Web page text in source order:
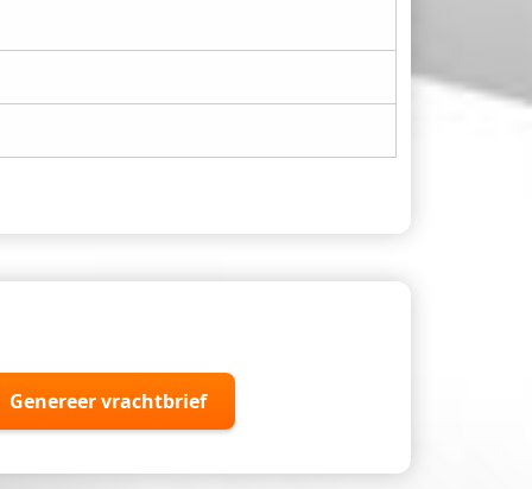
Genereer vrachtbrief